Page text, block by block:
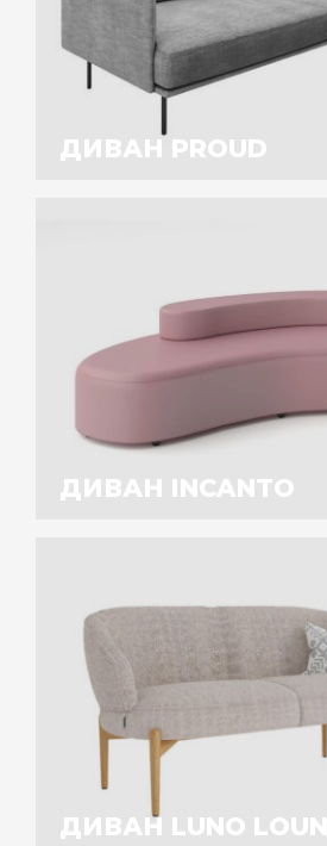
ДИВАН PROUD
ДИВАН INCANTO
ДИВАН LUNO